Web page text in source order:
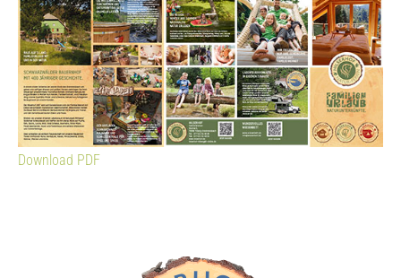
Download PDF